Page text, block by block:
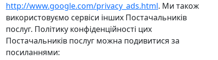
http://www.google.com/privacy_ads.html. Ми також
використовуємо сервіси інших Постачальників
послуг. Політику конфіденційності цих
Постачальників послуг можна подивитися за
посиланнями: